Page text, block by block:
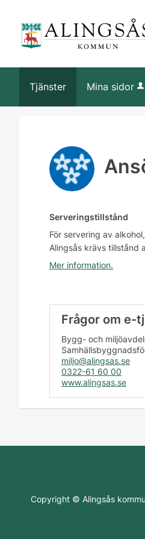
Tjänster Mina sidor
Serveringstillstånd
För servering av
Alingsås krävs tillstånd
Mer information.
Frågor om e-
Bygg- och
miljo@alingsas.se
0322-61 60 00
www.alingsas.se
Copyright © Alingsås